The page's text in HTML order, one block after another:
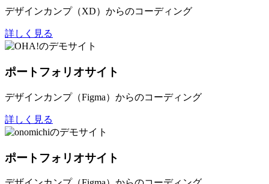
デザインカンプ（XD）からのコーディング
詳しく見る
ポートフォリオサイト
デザインカンプ（Figma）からのコーディング
詳しく見る
ポートフォリオサイト